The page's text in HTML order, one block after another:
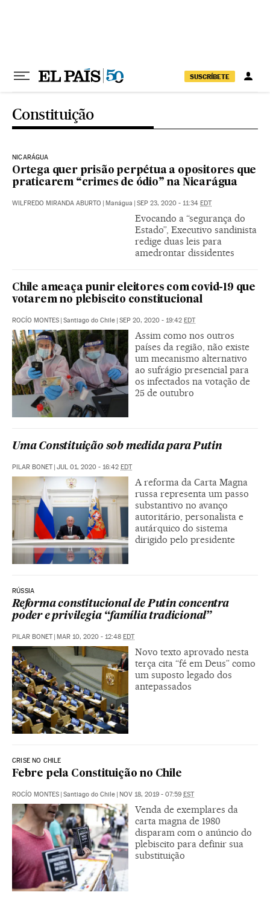
SUSCRÍBETE
Constituição
NICARÁGUA
Ortega quer prisão perpétua a opositores que
praticarem “crimes de ódio” na Nicarágua
WILFREDO MIRANDA ABURTO | Manágua | SEP 23, 2020 - 11:34 EDT
Evocando a “segurança do
Estado”, Executivo sandinista
redige duas leis para
amedrontar dissidentes
Chile ameaça punir eleitores com covid-19 que
votarem no plebiscito constitucional
ROCÍO MONTES | Santiago do Chile | SEP 20, 2020 - 19:42 EDT
Assim como nos outros
países da região, não existe
um mecanismo alternativo
ao sufrágio presencial para
os infectados na votação de
25 de outubro
Uma Constituição sob medida para Putin
PILAR BONET | JUL 01, 2020 - 16:42 EDT
A reforma da Carta Magna
russa representa um passo
substantivo no avanço
autoritário, personalista e
autárquico do sistema
dirigido pelo presidente
RÚSSIA
Reforma constitucional de Putin concentra
poder e privilegia “família tradicional”
PILAR BONET | MAR 10, 2020 - 12:48 EDT
Novo texto aprovado nesta
terça cita “fé em Deus” como
um suposto legado dos
antepassados
CRISE NO CHILE
Febre pela Constituição no Chile
ROCÍO MONTES | Santiago do Chile | NOV 18, 2019 - 07:59 EST
Venda de exemplares da
carta magna de 1980
disparam com o anúncio do
plebiscito para definir sua
substituição